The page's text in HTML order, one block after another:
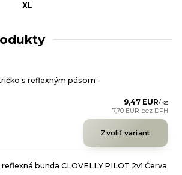
XL
s reflexným pásom -
9,47 EUR/ks
7,70 EUR bez DPH
Zvoliť variant
bunda CLOVELLY PILOT 2v1 Červa